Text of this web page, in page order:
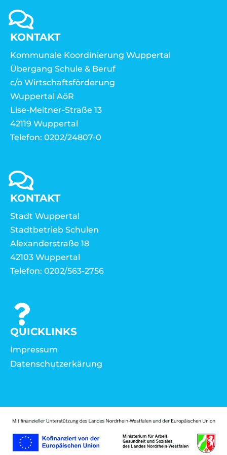
KONTAKT
Kommunale Koordinierung Wuppertal
Übergang Schule & Beruf
c/o Wirtschaftsförderung
Wuppertal AöR
Lise-Meitner-Straße 13
42119 Wuppertal
Telefon: 0202/24807-0
KONTAKT
Stadt Wuppertal
Stadtbetrieb Schulen
Alexanderstraße 18
42103 Wuppertal
Telefon: 0202/563-2756
QUICKLINKS
Impressum
Datenschutzerkärung